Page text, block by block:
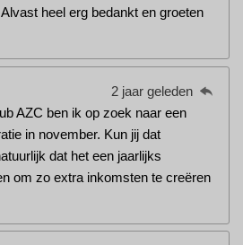
heel erg bedankt en groeten
2 jaar geleden
AZC ben ik op zoek naar een
in november. Kun jij dat
dat het een jaarlijks
om zo extra inkomsten te creëren